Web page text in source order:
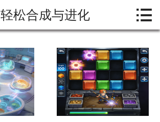

热门游戏
新闻资讯
轻松合成与进化 